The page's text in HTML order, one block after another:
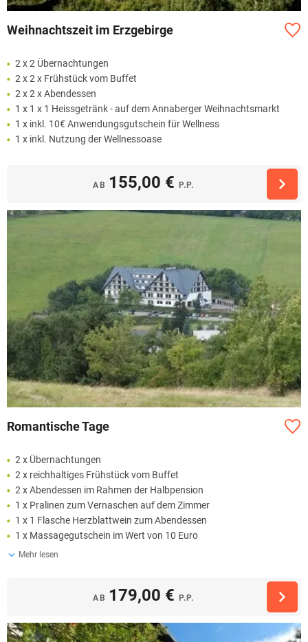
Weihnachtszeit im Erzgebirge
2 x 2 Übernachtungen
2 x 2 x Frühstück vom Buffet
2 x 2 x Abendessen
1 x 1 x 1 Heissgetränk - auf dem Annaberger Weihnachtsmarkt
1 x inkl. 10€ Anwendungsgutschein für Wellness
1 x inkl. Nutzung der Wellnessoase
AB 155,00 € P.P.
Romantische Tage
2 x Übernachtungen
2 x reichhaltiges Frühstück vom Buffet
2 x Abendessen im Rahmen der Halbpension
1 x Pralinen zum Vernaschen auf dem Zimmer
1 x 1 Flasche Herzblattwein zum Abendessen
1 x Massagegutschein im Wert von 10 Euro
Mehr lesen
AB 179,00 € P.P.